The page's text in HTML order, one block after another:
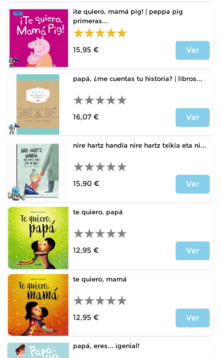
¡te quiero, mamá pig! | peppa pig
primeras...
15,95 €
Ver
papá, ¿me cuentas tu historia? | libros...
16,07 €
Ver
nire hartz handia nire hartz txikia eta ni...
15,90 €
Ver
te quiero, papá
12,95 €
Ver
te quiero, mamá
12,95 €
Ver
papá, eres... ¡genial!